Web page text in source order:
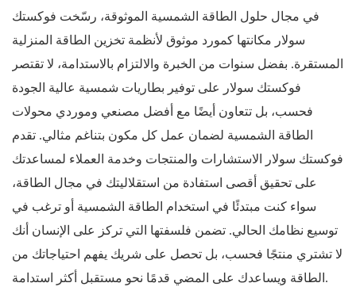
في مجال حلول الطاقة الشمسية الموثوقة، رسّخت فوكستك
سولار مكانتها كمورد موثوق لأنظمة تخزين الطاقة المنزلية
المستقرة. بفضل سنوات من الخبرة والالتزام بالاستدامة، لا تقتصر
فوكستك سولار على توفير بطاريات شمسية عالية الجودة
فحسب، بل تتعاون أيضًا مع أفضل مصنعي وموردي محولات
الطاقة الشمسية لضمان عمل كل مكون بتناغم مثالي. تقدم
فوكستك سولار الاستشارات والمنتجات وخدمة العملاء لمساعدتك
على تحقيق أقصى استفادة من استقلاليتك في مجال الطاقة،
سواء كنت مبتدئًا في استخدام الطاقة الشمسية أو ترغب في
توسيع نظامك الحالي. تضمن فلسفتها التي تركز على الإنسان أنك
لا تشتري منتجًا فحسب، بل تحصل على شريك يفهم احتياجاتك من
الطاقة ويساعدك على المضي قدمًا نحو مستقبل أكثر استدامة.